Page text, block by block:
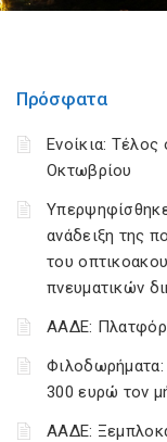
Πρόσφατα
Ενοίκια:
Οκτωβρίου
Υπερψηφίσθηκε
ανάδειξη της
του
πνευματικών
ΑΑΔΕ:
300 ευρώ τον
ΑΑΔΕ: